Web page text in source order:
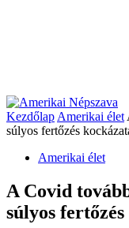
Kezdőlap Amerikai élet
súlyos fertőzés
Amerikai élet
A Covid
súlyos